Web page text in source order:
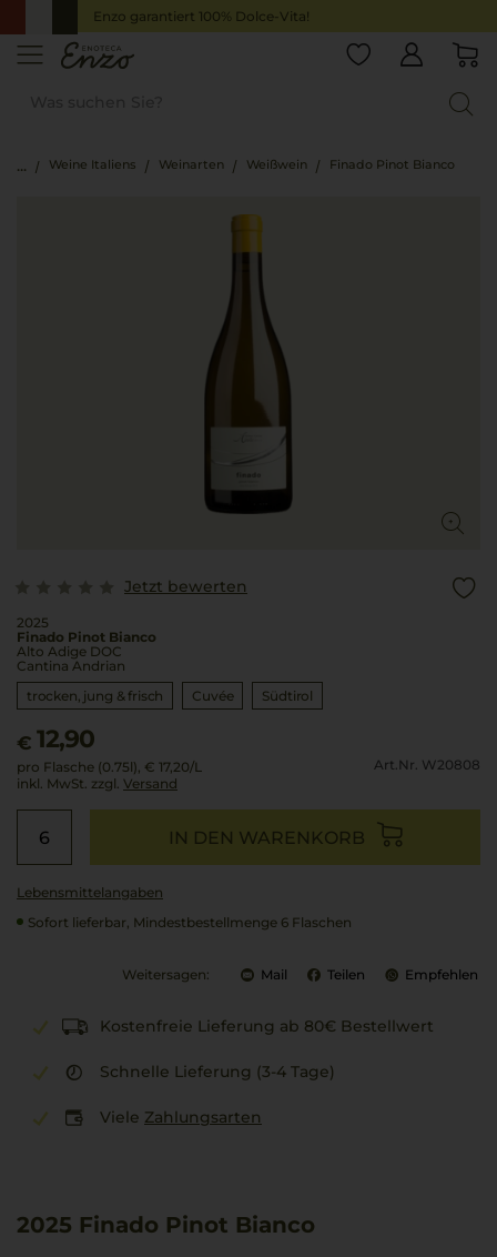
Enzo garantiert 100% Dolce-Vita!
Weine Italiens Weinarten Weißwein Finado Pinot Bianco
Jetzt bewerten
2025
Finado Pinot Bianco
Alto Adige DOC
Cantina Andrian
trocken, jung & frisch
Cuvée Südtirol
€ 12,90
pro Flasche (0.75l), € 17,20/L
inkl. MwSt. zzgl. Versand
Art.Nr. W20808
IN DEN WARENKORB
Lebensmittel­angaben
Sofort lieferbar, Mindestbestellmenge 6 Flaschen
Weitersagen: Mail Teilen Empfehlen
Kostenfreie Lieferung ab 80€ Bestellwert
Schnelle Lieferung (3-4 Tage)
Viele Zahlungsarten
2025 Finado Pinot Bianco